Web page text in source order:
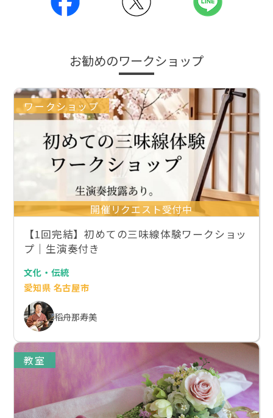
お勧めのワークショップ
ワークショップ
開催リクエスト受付中
【1回完結】初めての三味線体験ワークショッ
プ｜生演奏付き
文化・伝統
愛知県 名古屋市
稻舟那寿美
教室